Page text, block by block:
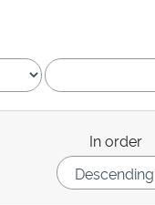
In order